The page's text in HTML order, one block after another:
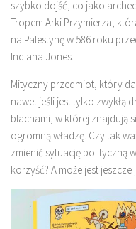
szybko dojść, co jako
Tropem Arki Przymierza,
na Palestynę w 586 roku
Indiana Jones.
Mityczny przedmiot, który
nawet jeśli jest tylko zwykłą
blachami, w której znajdują
ogromną władzę. Czy tak
zmienić sytuację polityczną
korzyść? A może jest